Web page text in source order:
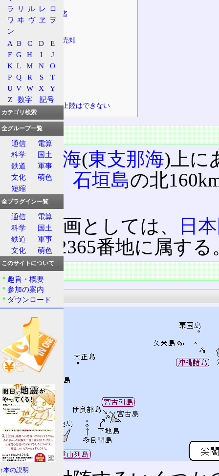
所有者、管理者
東京都への売却
支那
補足
灯台
神社
日本人でも上陸はできない
概要
西沖縄海(東支那海)上に
425km、 石垣島の北
る。
行政区画としては、
日
番地〜2365番地に属する
状況
構成
ラ
リ ル レ ロ
ワ ヰ ヴ ヱ
ヲ
ン
A B C D
E
F G H I
J
K L M N
O
P Q R S
T
U V W X
Y
Z
数字 記号
カテゴリ検索
全グループ一覧
通信
電算
科学
国土
鉄道
軍事
文化
萌色
短縮
全プラグイン一覧
通信
電算
科学
国土
鉄道
軍事
文化
萌色
このサイトについて
趣旨・概要
参加の案内
ダウンロード
↑本の説明